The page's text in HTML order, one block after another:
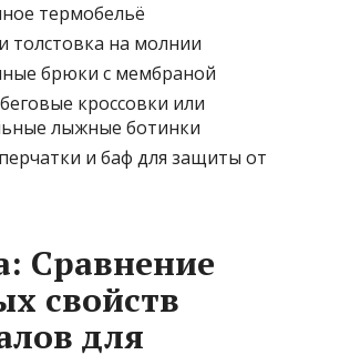
термобельё
толстовка на молнии
брюки с мембраной
кроссовки или
лыжные ботинки
и баф для защиты от
Сравнение
свойств
для